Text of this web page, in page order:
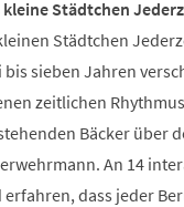
kleine Städtchen
Städtchen
bis sieben Jahren
zeitlichen
Bäcker über
An 14
erfahren, dass jeder